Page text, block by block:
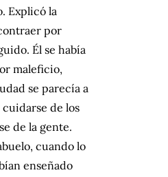
Explicó la
por
Él se había
maleficio,
se parecía a
cuidarse de los
de la gente.
cuando lo
enseñado